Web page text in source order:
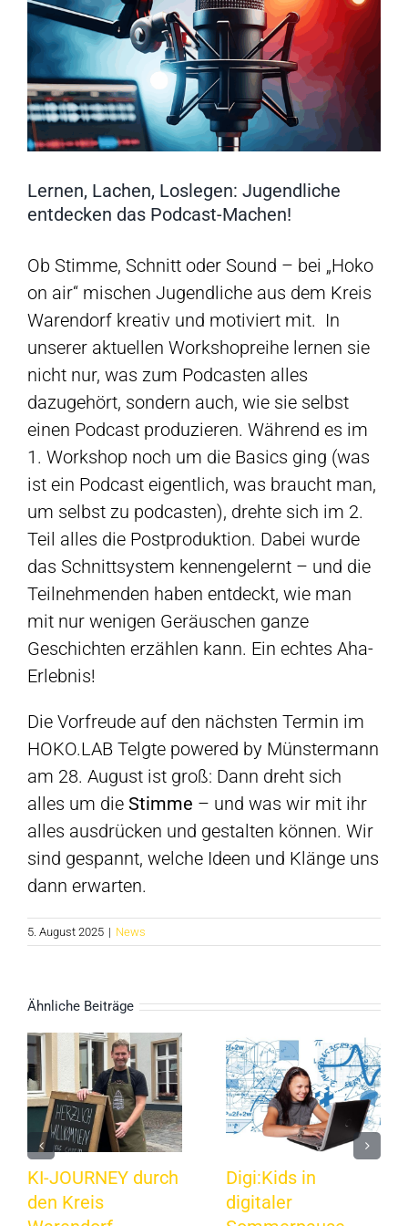
Lernen, Lachen, Loslegen: Jugendliche
entdecken das Podcast-Machen!
Ob Stimme, Schnitt oder Sound – bei „Hoko
on air“ mischen Jugendliche aus dem Kreis
Warendorf kreativ und motiviert mit. In
unserer aktuellen Workshopreihe lernen sie
nicht nur, was zum Podcasten alles
dazugehört, sondern auch, wie sie selbst
einen Podcast produzieren. Während es im
1. Workshop noch um die Basics ging (was
ist ein Podcast eigentlich, was braucht man,
um selbst zu podcasten), drehte sich im 2.
Teil alles die Postproduktion. Dabei wurde
das Schnittsystem kennengelernt – und die
Teilnehmenden haben entdeckt, wie man
mit nur wenigen Geräuschen ganze
Geschichten erzählen kann. Ein echtes Aha-
Erlebnis!
Die Vorfreude auf den nächsten Termin im
HOKO.LAB Telgte powered by Münstermann
am 28. August ist groß: Dann dreht sich
alles um die Stimme – und was wir mit ihr
alles ausdrücken und gestalten können. Wir
sind gespannt, welche Ideen und Klänge uns
dann erwarten.
5. August 2025 | News
Ähnliche Beiträge
KI-JOURNEY durch
den Kreis
Digi:Kids in
digitaler